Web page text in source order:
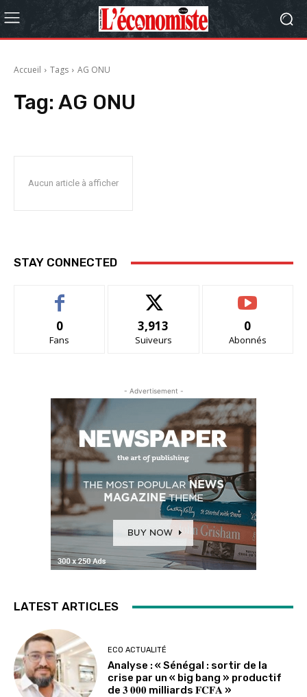
Accueil Tags AG ONU
Tag: AG ONU
Aucun article à afficher
STAY CONNECTED
0
Fans
3,913
Suiveurs
0
Abonnés
- Advertisement -
LATEST ARTICLES
ECO ACTUALITÉ
Analyse : « Sénégal : sortir de la
crise par un « big bang » productif
de 𝟑 𝟎𝟎𝟎 milliards 𝐅𝐂𝐅𝐀 »